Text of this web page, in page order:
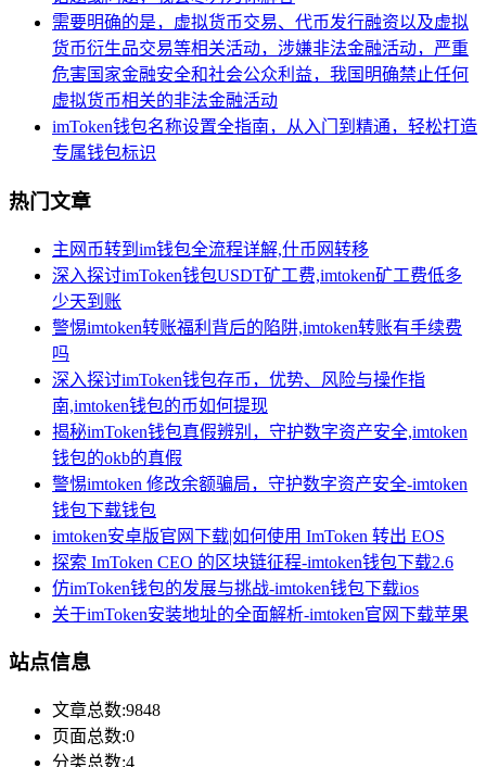
需要明确的是，虚拟货币交易、代币发行融资以及虚拟
货币衍生品交易等相关活动，涉嫌非法金融活动，严重
危害国家金融安全和社会公众利益，我国明确禁止任何
虚拟货币相关的非法金融活动
imToken钱包名称设置全指南，从入门到精通，轻松打造
专属钱包标识
热门文章
主网币转到im钱包全流程详解,什币网转移
深入探讨imToken钱包USDT矿工费,imtoken矿工费低多
少天到账
警惕imtoken转账福利背后的陷阱,imtoken转账有手续费
吗
深入探讨imToken钱包存币，优势、风险与操作指
南,imtoken钱包的币如何提现
揭秘imToken钱包真假辨别，守护数字资产安全,imtoken
钱包的okb的真假
警惕imtoken 修改余额骗局，守护数字资产安全-imtoken
钱包下载钱包
imtoken安卓版官网下载|如何使用 ImToken 转出 EOS
探索 ImToken CEO 的区块链征程-imtoken钱包下载2.6
仿imToken钱包的发展与挑战-imtoken钱包下载ios
关于imToken安装地址的全面解析-imtoken官网下载苹果
站点信息
文章总数:9848
页面总数:0
分类总数:4